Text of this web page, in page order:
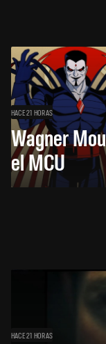
HACE 21 HORAS
Wagner
el MCU
HACE 21 HORAS